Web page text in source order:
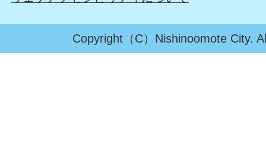
Copyright（C）Nishinoomote City.